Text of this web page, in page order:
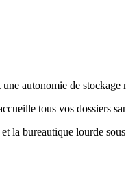
autonomie de stockage
tous vos dossiers
la bureautique lourde